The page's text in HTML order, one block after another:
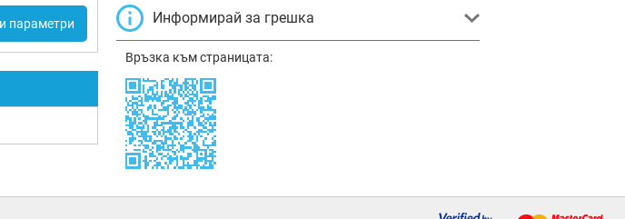
параметри Информирай за грешка
Връзка към страницата: